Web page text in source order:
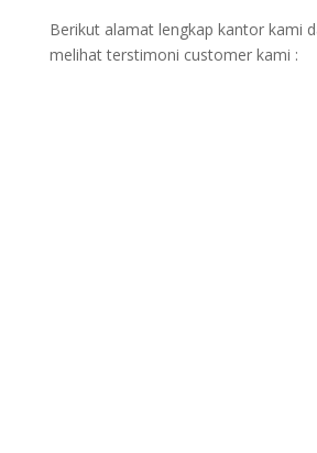
Berikut alamat lengkap kantor kami
melihat terstimoni customer kami :